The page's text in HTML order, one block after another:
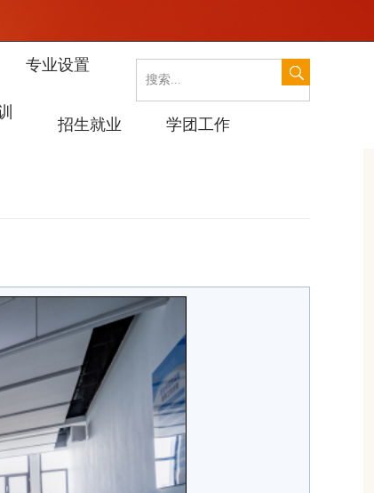
专业设置
招生就业 学团工作